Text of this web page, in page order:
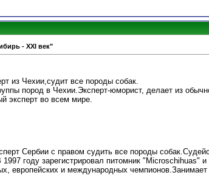
- XXI век"
из Чехии,судит все породы собак.
пород в Чехии.Эксперт-юморист, делает из
эксперт во всем мире.
Сербии с правом судить все породы
году зарегистрировал питомник "Microschihuas"
европейских и международных